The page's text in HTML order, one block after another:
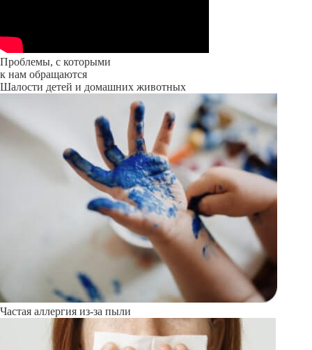
Проблемы, с которыми
к нам обращаются
Шалости детей и домашних животных
Частая аллергия из-за пыли